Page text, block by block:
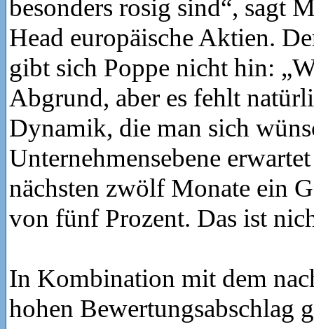
besonders rosig sind“, sagt
Head europäische Aktien.
gibt sich Poppe nicht hin:
Abgrund, aber es fehlt
Dynamik, die man sich
Unternehmensebene
nächsten zwölf Monate ein
von fünf Prozent. Das ist
In Kombination mit dem
hohen Bewertungsabschlag